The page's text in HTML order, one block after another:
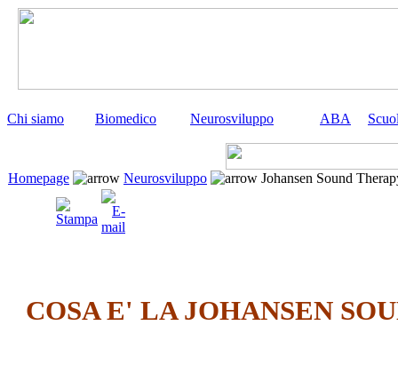
Chi siamo Biomedico Neurosviluppo ABA
Homepage Neurosviluppo Johansen Sound
COSA E' LA JOHANSEN